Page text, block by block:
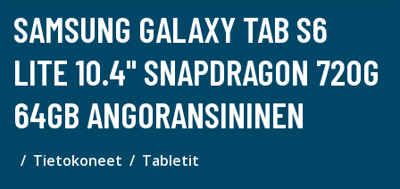
SAMSUNG GALAXY TAB S6
LITE 10.4" SNAPDRAGON 720G
64GB ANGORANSININEN
Tietokoneet Tabletit